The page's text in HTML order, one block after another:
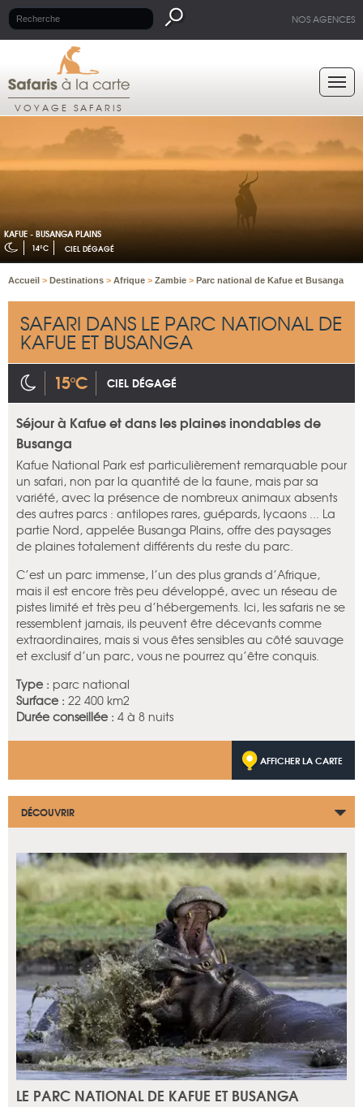
NOS AGENCES
VOYAGE SAFARIS
KAFUE - BUSANGA PLAINS
14°C CIEL DÉGAGÉ
Accueil > Destinations > Afrique > Zambie > Parc national de Kafue et Busanga
SAFARI DANS LE PARC NATIONAL DE
KAFUE ET BUSANGA
15°C CIEL DÉGAGÉ
Séjour à Kafue et dans les plaines inondables de
Busanga
Kafue National Park est particulièrement remarquable pour
un safari, non par la quantité de la faune, mais par sa
variété, avec la présence de nombreux animaux absents
des autres parcs : antilopes rares, guépards, lycaons ... La
partie Nord, appelée Busanga Plains, offre des paysages
de plaines totalement différents du reste du parc.
C’est un parc immense, l’un des plus grands d’Afrique,
mais il est encore très peu développé, avec un réseau de
pistes limité et très peu d’hébergements. Ici, les safaris ne se
ressemblent jamais, ils peuvent être décevants comme
extraordinaires, mais si vous êtes sensibles au côté sauvage
et exclusif d’un parc, vous ne pourrez qu’être conquis.
Type : parc national
Surface : 22 400 km2
Durée conseillée : 4 à 8 nuits
AFFICHER LA CARTE
DÉCOUVRIR
LE PARC NATIONAL DE KAFUE ET BUSANGA